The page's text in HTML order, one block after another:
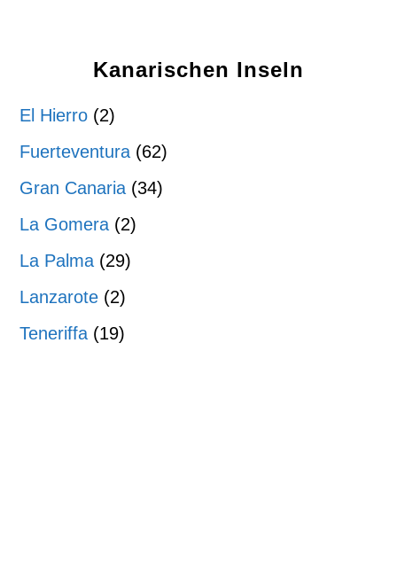
Kanarischen Inseln
El Hierro (2)
Fuerteventura (62)
Gran Canaria (34)
La Gomera (2)
La Palma (29)
Lanzarote (2)
Teneriffa (19)